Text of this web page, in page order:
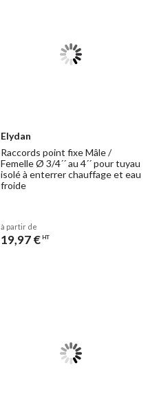
Elydan
Raccords point fixe Mâle /
Femelle Ø 3/4´´ au 4´´ pour tuyau
isolé à enterrer chauffage et eau
froide
à partir de
19,97 € HT